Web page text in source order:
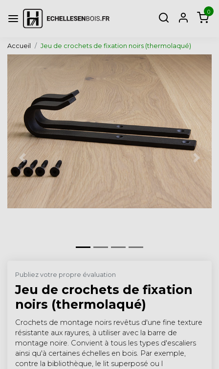
0
Accueil Jeu de crochets de fixation noirs (thermolaqué)
Page précédente Page
Publiez votre propre évaluation
Jeu de crochets de fixation
noirs (thermolaqué)
Crochets de montage noirs revêtus d'une fine texture
résistante aux rayures, à utiliser avec la barre de
montage noire. Convient à tous les types d'escaliers
ainsi qu'à certaines échelles en bois. Par exemple,
contre la bibliothèque, le lit superposé ou l